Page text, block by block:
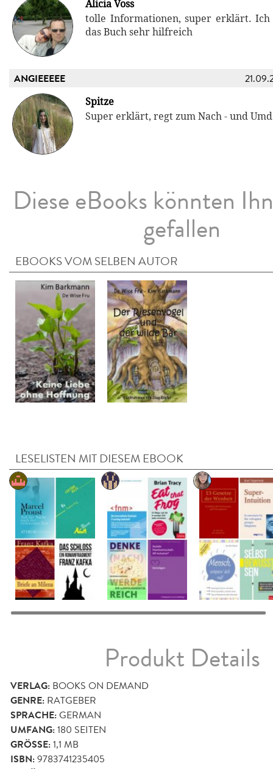
Alicia Voss
tolle Informationen, super erklärt.
das Buch sehr hilfreich
ANGIEEEEE
Spitze
Super erklärt, regt zum Nach - und
Diese eBooks könnten
gefallen
EBOOKS VOM SELBEN AUTOR
LESELISTEN MIT DIESEM EBOOK
Produkt Details
VERLAG: BOOKS ON DEMAND
GENRE: RATGEBER
SPRACHE:GERMAN
UMFANG:180 SEITEN
GRÖSSE: 1,1 MB
ISBN:9783741235405